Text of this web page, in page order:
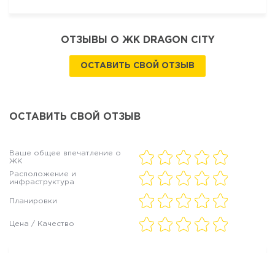
ОТЗЫВЫ О ЖК DRAGON CITY
ОСТАВИТЬ СВОЙ ОТЗЫВ
ОСТАВИТЬ СВОЙ ОТЗЫВ
Ваше общее впечатление о
ЖК
Расположение и
инфраструктура
Планировки
Цена / Качество